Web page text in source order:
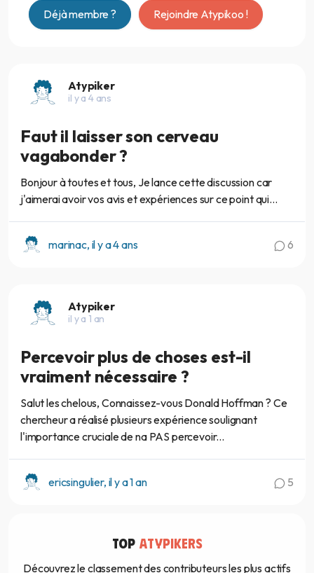
Déjà membre ? Rejoindre Atypikoo !
Atypiker
il y a 4 ans
Faut il laisser son cerveau
vagabonder ?
Bonjour à toutes et tous, Je lance cette discussion car
j'aimerai avoir vos avis et expériences sur ce point qui...
marinac, il y a 4 ans 6
Atypiker
il y a 1 an
Percevoir plus de choses est-il
vraiment nécessaire ?
Salut les chelous, Connaissez-vous Donald Hoffman ? Ce
chercheur a réalisé plusieurs expérience soulignant
l'importance cruciale de na PAS percevoir...
ericsingulier, il y a 1 an 5
TOP ATYPIKERS
Découvrez le classement des contributeurs les plus actifs